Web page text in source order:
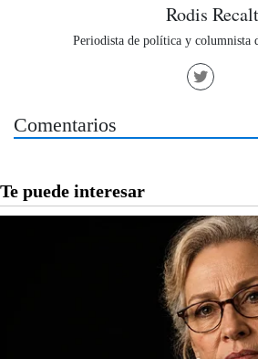
Rodis Recalt
Periodista de política y columnista
Comentarios